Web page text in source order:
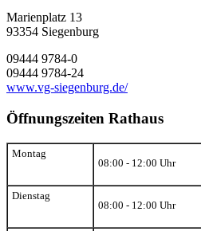
Marienplatz 13
93354 Siegenburg
09444 9784-0
09444 9784-24
www.vg-siegenburg.de/
Öffnungszeiten Rathaus
Montag
08:00 - 12:00 Uhr
Dienstag
08:00 - 12:00 Uhr